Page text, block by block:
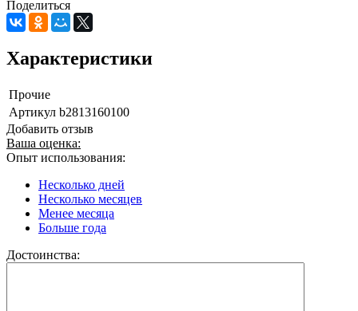
Поделиться
Характеристики
Прочие
Артикул b2813160100
Добавить отзыв
Ваша оценка:
Опыт использования:
Несколько дней
Несколько месяцев
Менее месяца
Больше года
Достоинства: